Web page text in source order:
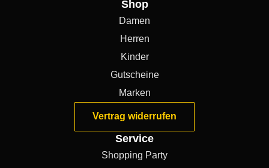
Shop
Damen
Herren
Kinder
Gutscheine
Marken
Vertrag widerrufen
Service
Shopping Party